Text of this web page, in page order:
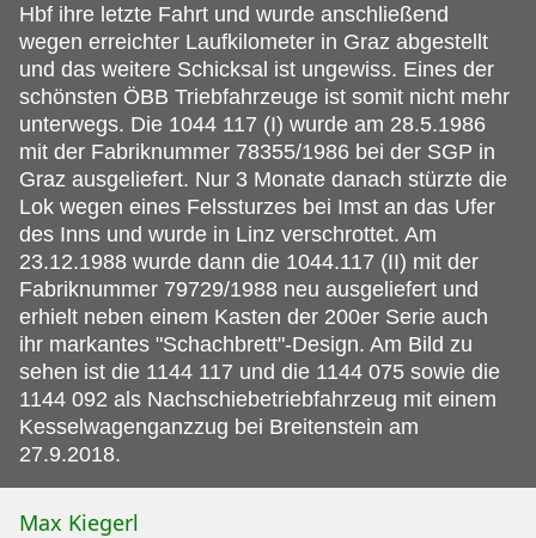
Hbf ihre letzte Fahrt und wurde anschließend
wegen erreichter Laufkilometer in Graz abgestellt
und das weitere Schicksal ist ungewiss. Eines der
schönsten ÖBB Triebfahrzeuge ist somit nicht mehr
unterwegs. Die 1044 117 (I) wurde am 28.5.1986
mit der Fabriknummer 78355/1986 bei der SGP in
Graz ausgeliefert. Nur 3 Monate danach stürzte die
Lok wegen eines Felssturzes bei Imst an das Ufer
des Inns und wurde in Linz verschrottet. Am
23.12.1988 wurde dann die 1044.117 (II) mit der
Fabriknummer 79729/1988 neu ausgeliefert und
erhielt neben einem Kasten der 200er Serie auch
ihr markantes "Schachbrett"-Design. Am Bild zu
sehen ist die 1144 117 und die 1144 075 sowie die
1144 092 als Nachschiebetriebfahrzeug mit einem
Kesselwagenganzzug bei Breitenstein am
27.9.2018.
Max Kiegerl